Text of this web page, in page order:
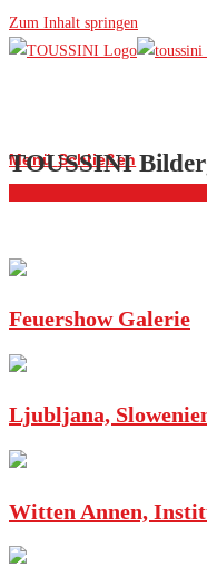
Zum Inhalt springen
Menü Schließen
TOUSSINI
Feuershow Galerie
Ljubljana,
Witten Annen,